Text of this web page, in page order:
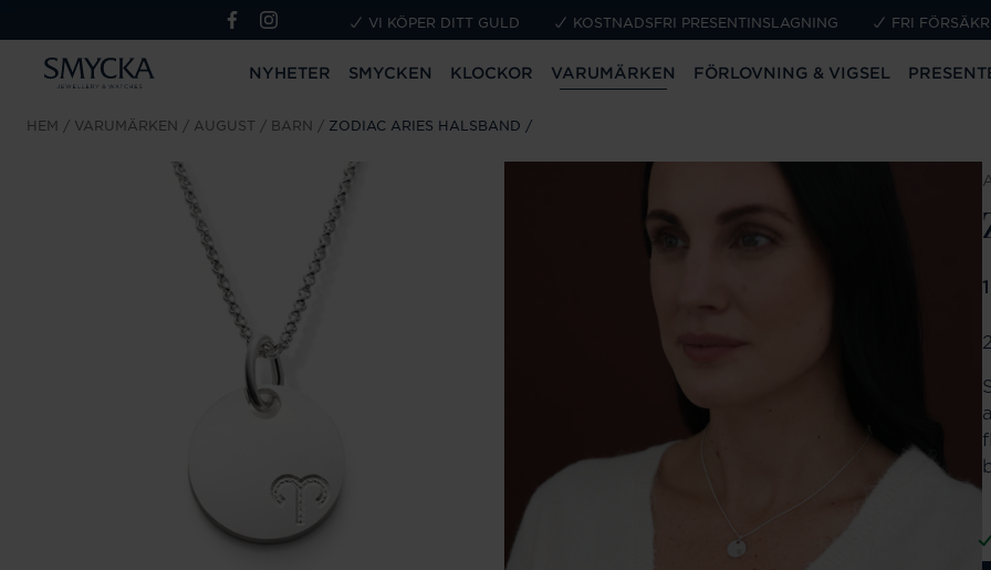
VI KÖPER DITT GULD KOSTNADSFRI PRESENTINSLAGNING FRI
NYHETER SMYCKEN KLOCKOR VARUMÄRKEN FÖRLOVNING & VIGSEL
HEM VARUMÄRKEN AUGUST BARN ZODIAC ARIES HALSBAND